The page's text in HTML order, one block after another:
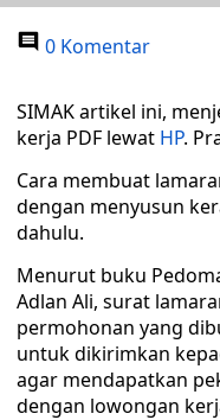
0 Komentar
SIMAK artikel ini,
kerja PDF lewat HP.
Cara membuat
dengan menyusun
dahulu.
Menurut buku
Adlan Ali, surat
permohonan yang
untuk dikirimkan
agar mendapatkan
dengan lowongan